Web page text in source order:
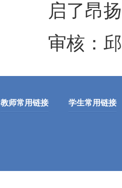
启了昂
审核：
教师常用链接 学生常用链接